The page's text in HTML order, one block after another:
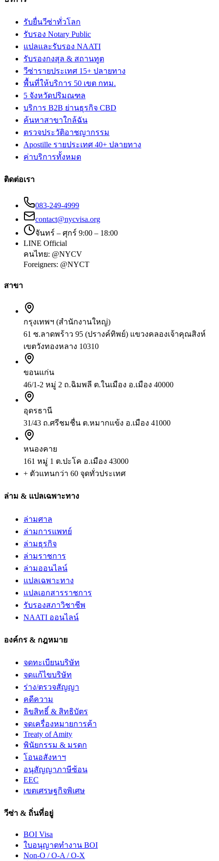
รับยื่นวีซ่าทั่วโลก
รับรอง Notary Public
แปลและรับรอง NAATI
รับรองกงสุล & สถานทูต
วีซ่ารายประเทศ 15+ ปลายทาง
พื้นที่ให้บริการ 50 เขต กทม.
5 จังหวัดปริมณฑล
บริการ B2B ย่านธุรกิจ CBD
ค้นหาสาขาใกล้ฉัน
ตรวจประวัติอาชญากรรม
Apostille รายประเทศ 40+ ปลายทาง
ค่าบริการทั้งหมด
ติดต่อเรา
083-249-4999
contact@nycvisa.org
จันทร์ – ศุกร์ 9:00 – 18:00
LINE Official
คนไทย: @NYCV
Foreigners: @NYCT
สาขา
กรุงเทพฯ (สำนักงานใหญ่)
61 ซ.ลาดพร้าว 95 (ปรางค์ทิพย์) แขวงคลองเจ้าคุณสิงห์
เขตวังทองหลาง 10310
ขอนแก่น
46/1-2 หมู่ 2 ถ.ฉิมพลี ต.ในเมือง อ.เมือง 40000
อุดรธานี
31/43 ถ.ศรีชมชื่น ต.หมากแข้ง อ.เมือง 41000
หนองคาย
161 หมู่ 1 ต.ปะโค อ.เมือง 43000
+ ตัวแทนกว่า 60 จุดทั่วประเทศ
ล่าม & แปลเฉพาะทาง
ล่ามศาล
ล่ามการแพทย์
ล่ามธุรกิจ
ล่ามราชการ
ล่ามออนไลน์
แปลเฉพาะทาง
แปลเอกสารราชการ
รับรองสภาวิชาชีพ
NAATI ออนไลน์
องค์กร & กฎหมาย
จดทะเบียนบริษัท
จดแก้ไขบริษัท
ร่าง/ตรวจสัญญา
คดีความ
ลิขสิทธิ์ & สิทธิบัตร
จดเครื่องหมายการค้า
Treaty of Amity
พินัยกรรม & มรดก
โอนอสังหาฯ
อนุสัญญาภาษีซ้อน
EEC
เขตเศรษฐกิจพิเศษ
วีซ่า & ถิ่นที่อยู่
BOI Visa
ใบอนุญาตทำงาน BOI
Non-O / O-A / O-X